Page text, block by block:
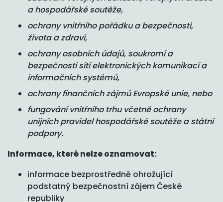
a hospodářské soutěže,
ochrany vnitřního pořádku a bezpečnosti,
života a zdraví,
ochrany osobních údajů, soukromí a
bezpečnosti sítí elektronických komunikací a
informačních systémů,
ochrany finančních zájmů Evropské unie, nebo
fungování vnitřního trhu včetně ochrany
unijních pravidel hospodářské soutěže a státní
podpory.
Informace, které nelze oznamovat:
informace bezprostředně ohrožující
podstatný bezpečnostní zájem České
republiky